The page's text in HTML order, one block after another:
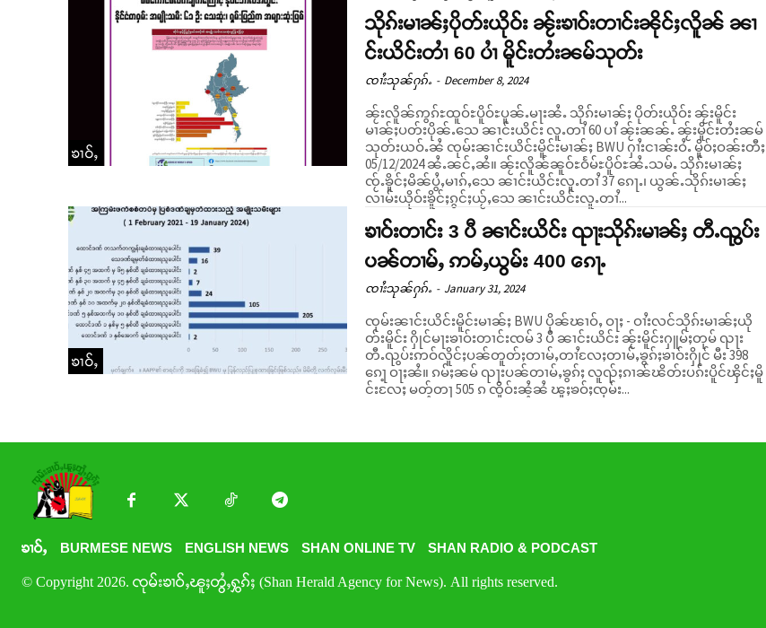
ၶၢဝ်ႇ
သိုၵ်းမၢၼ်ႈပိုတ်းယိုဝ်း ၼႂ်းၶၢဝ်းတၢင်းၼိုင်ႈလိူၼ် ၼၢ
င်းယိင်းတၢႆ 60 ပၢႆ မိူင်းတႆးၼမ်သုတ်း
ၸၢႆးသုၼ်ႁၵ်ႉ - December 8, 2024
ၼႂ်းလိူၼ်ဢွၵ်ႊထူဝ်ႊပိူဝ်ႊပူၼ်ႉမႃးၼႆႉ သိုၵ်းမၢၼ်ႈ ပိုတ်းယိုဝ်း ၼႂ်းမိူင်း
မၢၼ်ႈပတ်းပိုၼ်ႉသေ ၼၢင်းယိင်း လူႉတၢႆ 60 ပၢႆ ၼႂ်းၼၼ်ႉ ၼႂ်းမိူင်းတႆးၼမ်
သုတ်းယဝ်ႉၼႆ ၸုမ်းၼၢင်းယိင်းမိူင်းမၢၼ်ႈ BWU ႁၢႆးငၢၼ်းဝႆႉ မိူဝ်ႈဝၼ်းတီႈ
05/12/2024 ၼႆႉၼင်ႇၼႆ။ ၼႂ်းလိူၼ်ၼူဝ်ႊဝႅမ်ႊပိူဝ်ႊၼႆႉသမ်ႉ သိုၵ်းမၢၼ်ႈ
ၸႂ်ႉၶိူင်ႈမိၼ်ပွႆႇမၢၵ်ႇသေ ၼၢင်းယိင်းလူႉတၢႆ 37 ၵေႃႉ၊ ယွၼ်ႉသိုၵ်းမၢၼ်ႈ
လၢမ်းယိုဝ်းၶိူင်ႈၵွင်ႈယႂ်ႇသေ ၼၢင်းယိင်းလူႉတၢႆ...
ၶၢဝ်ႇ
ၶၢဝ်းတၢင်း 3 ပီ ၼၢင်းယိင်း ၺႃးသိုၵ်းမၢၼ်ႈ တီႉၺွပ်း
ပၼ်တၢမ်ႇ ဢမ်ႇယွမ်း 400 ၵေႃႉ
ၸၢႆးသုၼ်ႁၵ်ႉ - January 31, 2024
ၸုမ်းၼၢင်းယိင်းမိူင်းမၢၼ်ႈ BWU ပိုၼ်ၽၢဝ်ႇ ဝႃႈ - ဝၢႆးလင်သိုၵ်းမၢၼ်ႈယို
တ်းမိူင်း ႁိုင်မႃးၶၢဝ်းတၢင်းၸမ် 3 ပီ ၼၢင်းယိင်း ၼႂ်းမိူင်းႁူမ်ႈတုမ် ၺႃး
တီႉၺွပ်းဢဝ်လိူင်ႈပၼ်တူတ်ႈတၢမ်ႇတၢႆလႄႈတၢမ်ႇၶွၵ်ႈၶၢဝ်းႁိုင် မီး 398
ၵေႃ့ ဝႃႈၼႆ။ ၵမ်ႈၼမ် ၺႃးပၼ်တၢမ်ႇၶွၵ်ႈ လူၺ်ႈၵၢၼ်ၽိတ်းပၵ်းပိူင်ၾိင်ႈမိူ
င်းလႄႈ မတ့်တႃ 505 ၵ ၸိူဝ်းၼႆ့ၼႆ ၽူႈၶဝ်ႈၸုမ်း...
ၶၢဝ်ႇ BURMESE NEWS ENGLISH NEWS SHAN ONLINE TV SHAN RADIO & PODCAST
© Copyright 2026. ၸုမ်းၶၢဝ်ႇၽူႈတွႆႇႁွၵ်ႈ (Shan Herald Agency for News). All rights reserved.